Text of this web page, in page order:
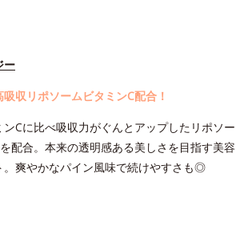
ー
収リポソームビタミンC配合！
Cに比べ吸収力がぐんとアップしたリポソー
配合。本来の透明感ある美しさを目指す美容
。爽やかなパイン風味で続けやすさも◎